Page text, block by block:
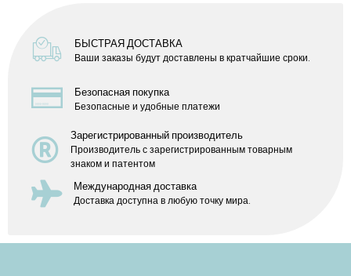
БЫСТРАЯ ДОСТАВКА
Ваши заказы будут доставлены в кратчайшие сроки.
Безопасная покупка
Безопасные и удобные платежи
Зарегистрированный производитель
Производитель с зарегистрированным товарным
знаком и патентом
Международная доставка
Доставка доступна в любую точку мира.